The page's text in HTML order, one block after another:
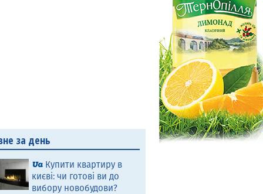
за день
Купити квартиру в
києві: чи готові ви до
вибору новобудови?